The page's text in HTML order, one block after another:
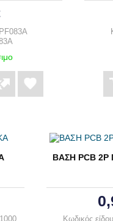
ΒΑΣΗ PCB 2P
Κωδικός